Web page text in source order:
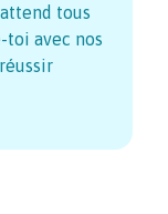
attend tous
toi avec nos